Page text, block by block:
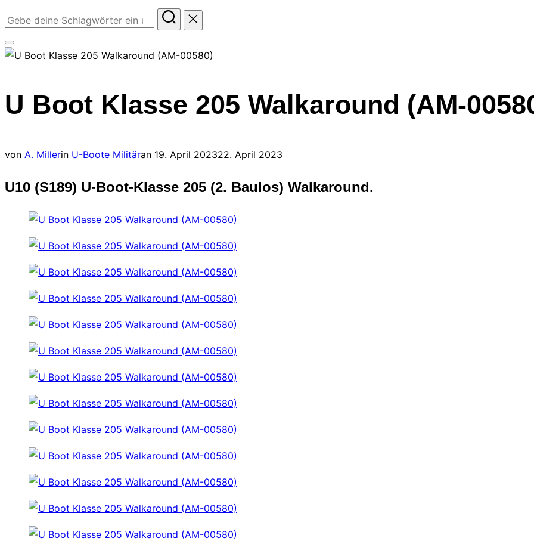
Suchen
Seitenleiste
umschalten
U Boot Klasse 205 Walkaround (AM-
von A. Millerin U-Boote Militäran Veröffentlicht
19. April 202322. April 2023
U10 (S189) U-Boot-Klasse 205 (2. Baulos) Walkaround.